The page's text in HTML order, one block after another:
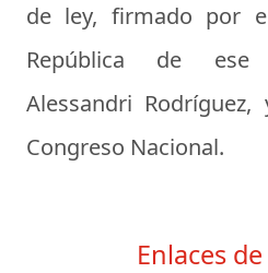
de ley, firmado por
República de ese
Alessandri
Congreso Nacional.
Enlaces